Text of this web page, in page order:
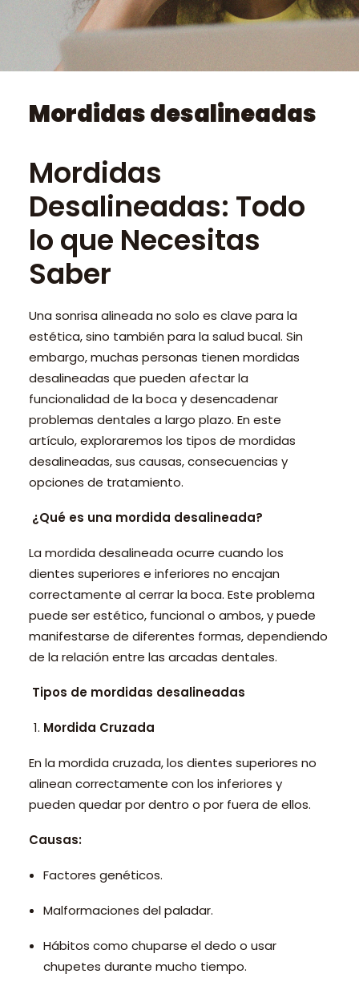
PEDIR CITA ONLINE
Mordidas desalineadas
Mordidas
Desalineadas: Todo
lo que Necesitas
Saber
Una sonrisa alineada no solo es clave para la
estética, sino también para la salud bucal. Sin
embargo, muchas personas tienen mordidas
desalineadas que pueden afectar la
funcionalidad de la boca y desencadenar
problemas dentales a largo plazo. En este
artículo, exploraremos los tipos de mordidas
desalineadas, sus causas, consecuencias y
opciones de tratamiento.
¿Qué es una mordida desalineada?
La mordida desalineada ocurre cuando los
dientes superiores e inferiores no encajan
correctamente al cerrar la boca. Este problema
puede ser estético, funcional o ambos, y puede
manifestarse de diferentes formas, dependiendo
de la relación entre las arcadas dentales.
Tipos de mordidas desalineadas
Mordida Cruzada
En la mordida cruzada, los dientes superiores no
alinean correctamente con los inferiores y
pueden quedar por dentro o por fuera de ellos.
Causas:
Factores genéticos.
Malformaciones del paladar.
Hábitos como chuparse el dedo o usar
chupetes durante mucho tiempo.